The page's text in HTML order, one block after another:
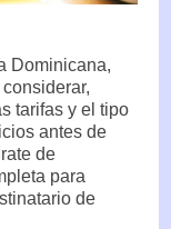
Dominicana,
tarifas y el tipo
antes de
de
para
de